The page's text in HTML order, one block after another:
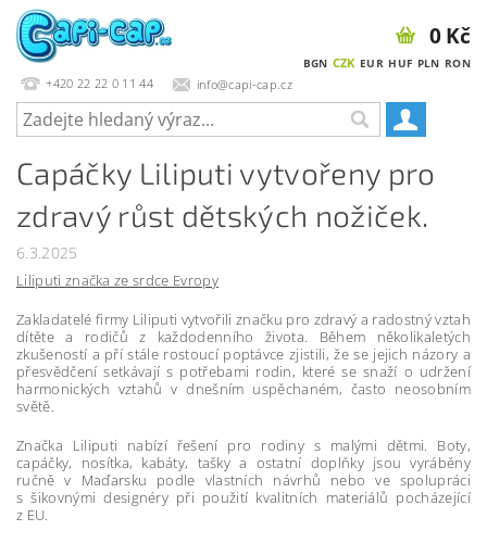
+420 22 22 0 11 44 info@capi-cap.cz
BGN CZK EUR HUF PLN RON
0 Kč
Capáčky Liliputi vytvořeny pro
zdravý růst dětských nožiček.
6.3.2025
Liliputi značka ze srdce Evropy
Zakladatelé firmy Liliputi vytvořili značku pro zdravý a radostný vztah
dítěte a rodičů z každodenního života. Během několikaletých
zkušeností a pří stále rostoucí poptávce zjistili, že se jejich názory a
přesvědčení setkávají s potřebami rodin, které se snaží o udržení
harmonických vztahů v dnešním uspěchaném, často neosobním
světě.
Značka Liliputi nabízí řešení pro rodiny s malými dětmi. Boty,
capáčky, nosítka, kabáty, tašky a ostatní doplňky jsou vyráběny
ručně v Maďarsku podle vlastních návrhů nebo ve spolupráci
s šikovnými designéry při použití kvalitních materiálů pocházející
z EU.